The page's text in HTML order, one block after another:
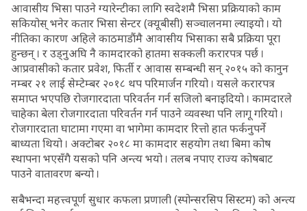
आवासीय भिसा पाउने ग्यारेन्टीका लागि स्वदेशमै भिसा प्रक्रियाको काम
सकियोस् भनेर कतार भिसा सेन्टर (क्यूबीसी) सञ्चालनमा ल्याइयो । यो
नीतिका कारण अहिले काठमाडौंमै आवासीय भिसाका सबै प्रक्रिया पूरा
हुन्छन् । र उड्नुअघि नै कामदारको हातमा सक्कली करारपत्र पर्छ ।
आप्रवासीको कतार प्रवेश, फिर्ती र आवास सम्बन्धी सन् २०१५ को कानुन
नम्बर २१ लाई सेम्टेम्बर २०१८ थप परिमार्जन गरियो । यसले करारपत्र
समाप्त भएपछि रोजगारदाता परिवर्तन गर्न सजिलो बनाइदियो । कामदारले
चाहेका बेला रोजगारदाता परिवर्तन गर्न पाउने व्यवस्था पनि लागू गरियो ।
रोजगारदाता घाटामा गएमा वा भागेमा कामदार रित्तो हात फर्कनुपर्ने
बाध्यता थियो । अक्टोबर २०१८ मा कामदार सहयोग तथा बिमा कोष
स्थापना भएसँगै यसको पनि अन्त्य भयो । तलब नपाए राज्य कोषबाट
पाउने वातावरण बन्यो ।
सबैभन्दा महत्त्वपूर्ण सुधार कफला प्रणाली (स्पोन्सरसिप सिस्टम) को अन्त्य